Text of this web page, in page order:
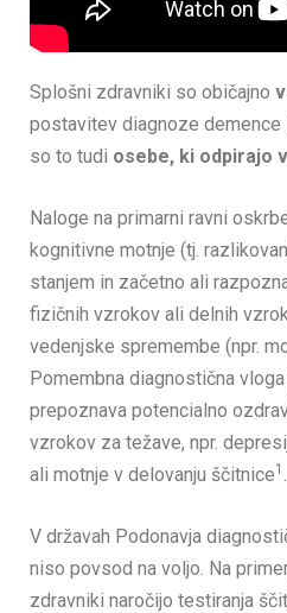
Splošni zdravniki so običajno
postavitev diagnoze demence
so to tudi osebe, ki odpirajo
Naloge na primarni ravni
kognitivne motnje (tj.
stanjem in začetno ali
fizičnih vzrokov ali delnih
vedenjske spremembe (npr.
Pomembna diagnostična
prepoznava potencialno
vzrokov za težave, npr.
ali motnje v delovanju ščitnice1 .
V državah Podonavja
niso povsod na voljo. Na
zdravniki naročijo testiranja